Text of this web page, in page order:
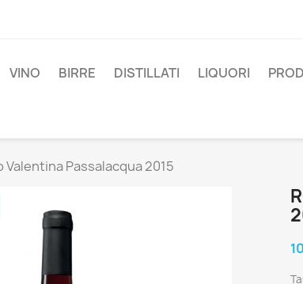
VINO BIRRE DISTILLATI LIQUORI
Valentina Passalacqua 2015